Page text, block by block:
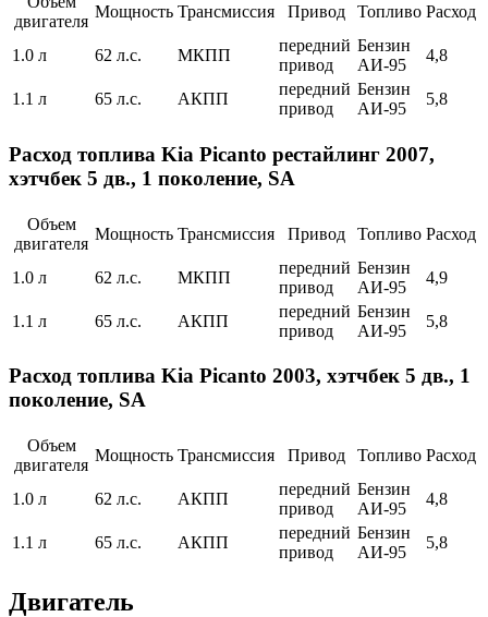
двигателя
Мощность Трансмиссия Привод Топливо Расход
1.0 л 62 л.с. МКПП
передний
привод
Бензин
АИ-95
4,8
1.1 л 65 л.с. АКПП
передний
привод
Бензин
АИ-95
5,8
Расход топлива Kia Picanto рестайлинг 2007,
хэтчбек 5 дв., 1 поколение, SA
Объем
двигателя
Мощность Трансмиссия Привод Топливо Расход
1.0 л 62 л.с. МКПП
передний
привод
Бензин
АИ-95
4,9
1.1 л 65 л.с. АКПП
передний
привод
Бензин
АИ-95
5,8
Расход топлива Kia Picanto 2003, хэтчбек 5 дв., 1
поколение, SA
Объем
двигателя
Мощность Трансмиссия Привод Топливо Расход
1.0 л 62 л.с. АКПП
передний
привод
Бензин
АИ-95
4,8
1.1 л 65 л.с. АКПП
передний
привод
Бензин
АИ-95
5,8
Двигатель